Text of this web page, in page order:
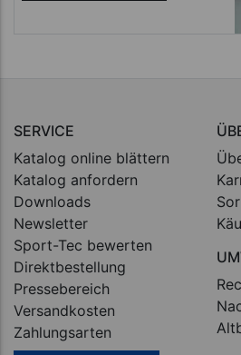
SERVICE
Katalog online blättern
Katalog anfordern
Downloads
Newsletter
Sport-Tec bewerten
Direktbestellung
Pressebereich
Versandkosten
Zahlungsarten